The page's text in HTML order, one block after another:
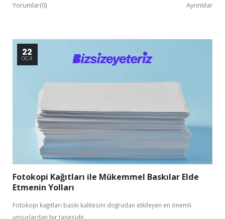
Yorumlar(0) Ayrıntılar
22
OCA
Fotokopi Kağıtları ile Mükemmel Baskılar Elde
Etmenin Yolları
Fotokopi kağıtları baskı kalitesini doğrudan etkileyen en önemli
unsurlardan bir tanesidir.